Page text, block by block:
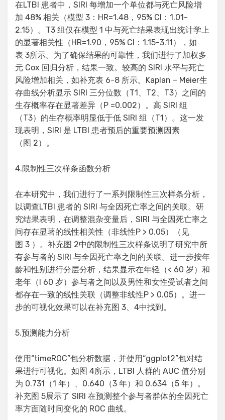
在LTBI 患者中，SIRI 每增加一个单位都与死亡风险增
加 48% 相关（模型 3：HR=1.48，95% CI：1.01-
2.15）。T3 组仅在模型 1 中与死亡结果表现出统计学上
的显著相关性（HR=1.90，95% CI：1.15-3.11），如
表 3所示。为了确保结果的可靠性，我们进行了加权多
元 Cox 回归分析，结果一致。较高的 SIRI 水平与死亡
风险增加相关，如补充表 6-8 所示。Kaplan – Meier生
存曲线分析显示 SIRI 三分位数（T1、T2、T3）之间的
生存概率存在显著差异（P =0.002）。高 SIRI 组
（T3）的生存概率明显低于低 SIRI 组（T1）。这一发
现表明，SIRI 是 LTBI 患者预后的重要预测因素
（图 2）。
4.限制性三次样条函数分析
在本研究中，我们进行了一系列限制性三次样条分析，
以调查LTBI 患者的 SIRI 与全因死亡率之间的关联。研
究结果表明，在调整混杂变量后，SIRI 与全因死亡率之
间存在显著的线性相关性（非线性P > 0.05）（见
图 3 ）。补充图 2中的限制性三次样条说明了研究中所
有参与者的 SIRI 与全因死亡率之间的关联。进一步按年
龄和性别进行分层分析，结果显示在年轻（< 60 岁）和
老年（l 60 岁）参与者之间以及男性和女性受试者之间
都存在一致的线性关联（调整非线性P > 0.05）。进一
步的可视化效果可以在补充图 3、4中找到。
5.预测能力分析
使用“timeROC”包分析数据，并使用“ggplot2”包对结
果进行可视化。如图 4所示，LTBI 人群的 AUC 值分别
为 0.731（1 年）、0.640（3 年）和 0.634（5 年）。
补充图 5展示了 SIRI 在预测整个参与者群体的全因死亡
率方面随时间变化的 ROC 曲线。